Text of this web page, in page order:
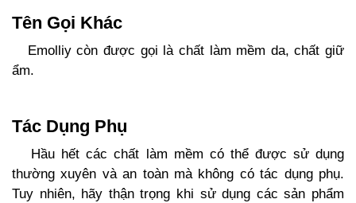
Tên Gọi Khác
Emolliy còn được gọi là chất làm mềm da, chất giữ
ẩm.
Tác Dụng Phụ
Hầu hết các chất làm mềm có thể được sử dụng
thường xuyên và an toàn mà không có tác dụng phụ.
Tuy nhiên, hãy thận trọng khi sử dụng các sản phẩm